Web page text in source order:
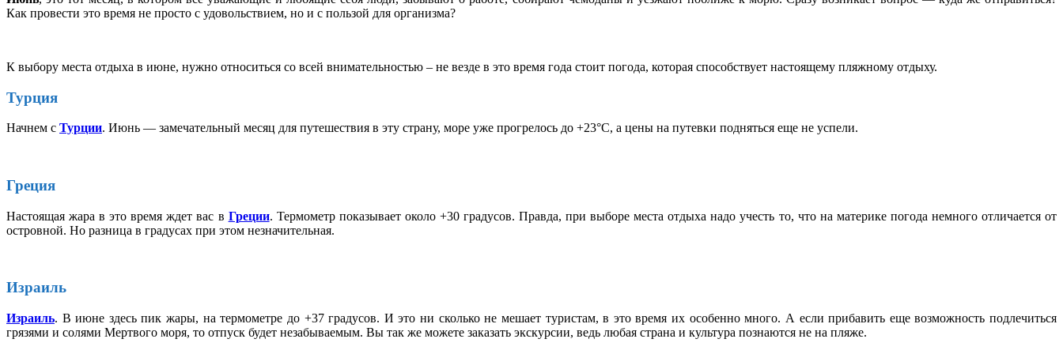
Как провести это время не просто с удовольствием, но и с пользой для организма?
К выбору места отдыха в июне, нужно относиться со всей внимательностью – не везде в это время года стоит погода, которая способствует настоящему пляжному отдыху.
Турция
Начнем с Турции. Июнь — замечательный месяц для путешествия в эту страну, море уже прогрелось до +23°С, а цены на путевки подняться еще не успели.
Греция
Настоящая жара в это время ждет вас в Греции. Термометр показывает около +30 градусов. Правда, при выборе места отдыха надо учесть то, что на материке погода немного отличается от
островной. Но разница в градусах при этом незначительная.
Израиль
Израиль. В июне здесь пик жары, на термометре до +37 градусов. И это ни сколько не мешает туристам, в это время их особенно много. А если прибавить еще возможность подлечиться
грязями и солями Мертвого моря, то отпуск будет незабываемым. Вы так же можете заказать экскурсии, ведь любая страна и культура познаются не на пляже.